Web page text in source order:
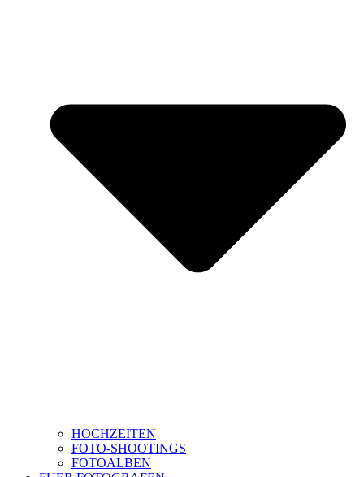
HOCHZEITEN
FOTO-SHOOTINGS
FOTOALBEN